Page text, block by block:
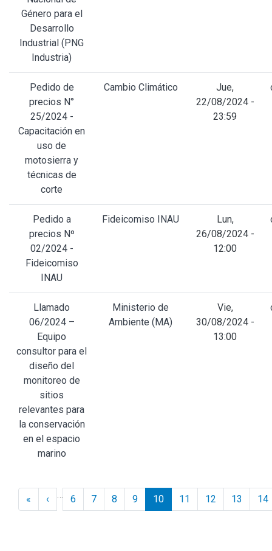
Género para el
Desarrollo
Industrial (PNG
Industria)
Pedido de
precios N°
25/2024 -
Capacitación en
uso de
motosierra y
técnicas de
corte
Cambio Climático
Jue,
22/08/2024 -
23:59
Pedido a
precios Nº
02/2024 -
Fideicomiso
INAU
Fideicomiso INAU
Lun,
26/08/2024 -
12:00
Llamado
06/2024 –
Equipo
consultor para el
diseño del
monitoreo de
sitios
relevantes para
la conservación
en el espacio
marino
Ministerio de
Ambiente (MA)
Vie,
30/08/2024 -
13:00
Paginación
« « Inicio
‹ ‹ Anterior
… 6 7 8 9 10 11 12 13 14